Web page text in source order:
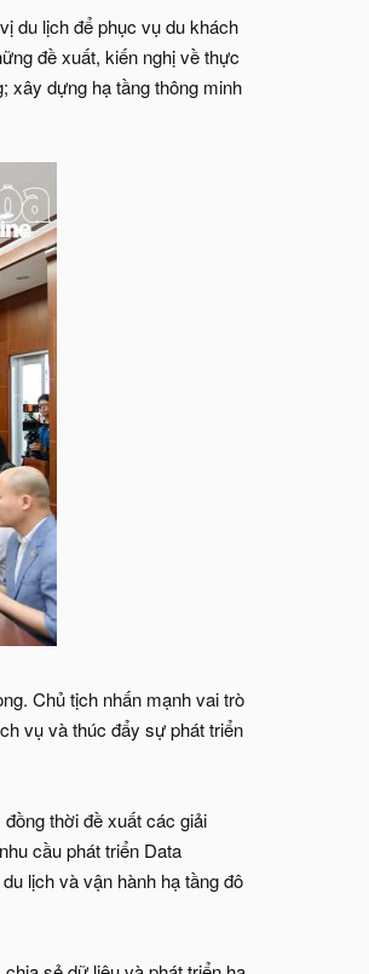
du lịch để phục vụ du khách
đề xuất, kiến nghị về thực
xây dựng hạ tầng thông minh
Chủ tịch nhấn mạnh vai trò
vụ và thúc đẩy sự phát triển
thời đề xuất các giải
cầu phát triển Data
lịch và vận hành hạ tầng đô